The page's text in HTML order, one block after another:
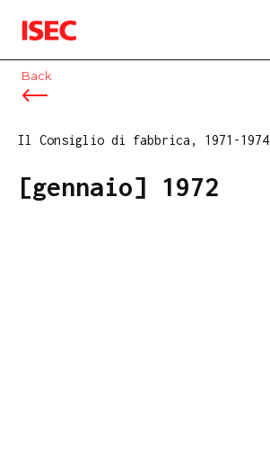
ISEC
Back
Il Consiglio di fabbrica, 1971-1974
[gennaio] 1972